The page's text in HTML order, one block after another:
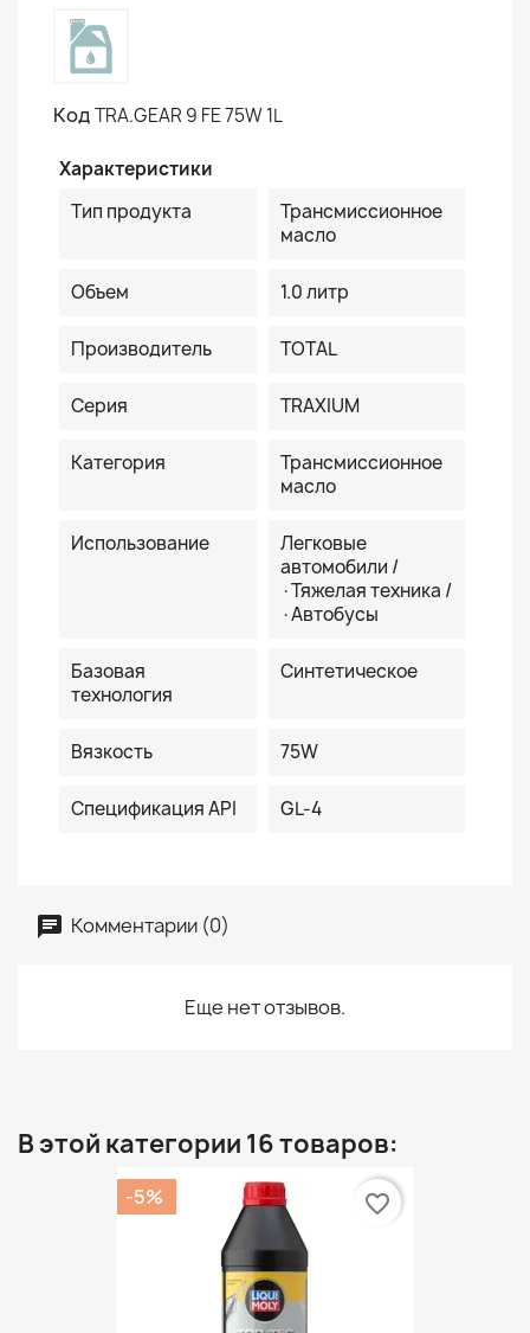
КодTRA.GEAR 9 FE 75W 1L
Характеристики
Тип продукта
Трансмиссионное
масло
Объем 1.0 литр
Производитель TOTAL
Серия TRAXIUM
Категория
Трансмиссионное
масло
Использование
Легковые
автомобили /
·Тяжелая техника /
·Автобусы
Базовая
технология
Синтетическое
Вязкость 75W
Спецификация API GL-4
Комментарии (0)
Еще нет отзывов.
В этой категории 16 товаров:
-5% favorite_border